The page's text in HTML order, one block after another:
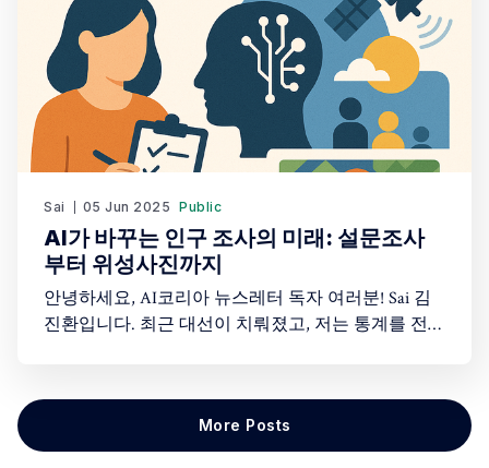
Sai 05 Jun 2025 Public
AI가 바꾸는 인구 조사의 미래: 설문조사
부터 위성사진까지
안녕하세요, AI코리아 뉴스레터 독자 여러분! Sai 김
진환입니다. 최근 대선이 치뤄졌고, 저는 통계를 전공
을 맞추는 통계의 대단함과 약간의 차이를 보정하는
부분에 대한 생각을 하다보니 이번 뉴스레터 내용을
집필하게 되었는데요. 오늘은 우리 일상과 밀접한 '인
More Posts